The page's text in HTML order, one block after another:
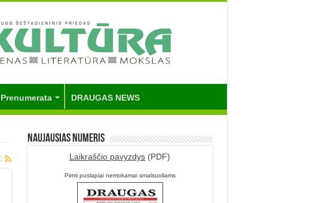
Prenumerata DRAUGAS NEWS
Naujausias numeris
Laikraščio pavyzdys (PDF)
Pirmi puslapiai nemokamai smalsuoliams